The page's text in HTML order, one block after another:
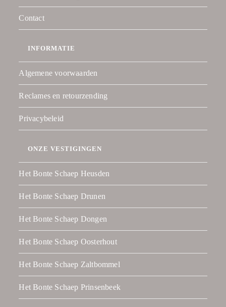
Contact
INFORMATIE
Algemene voorwaarden
Reclames en retourzending
Privacybeleid
ONZE VESTIGINGEN
Het Bonte Schaep Heusden
Het Bonte Schaep Drunen
Het Bonte Schaep Dongen
Het Bonte Schaep Oosterhout
Het Bonte Schaep Zaltbommel
Het Bonte Schaep Prinsenbeek